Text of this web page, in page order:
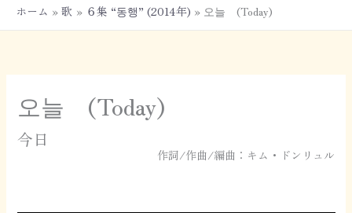
ホーム 歌 ６集 “동행” (2014年) 오늘 (Today)
오늘 (Today)
今日
作詞/作曲/編曲：キム・ドンリュル